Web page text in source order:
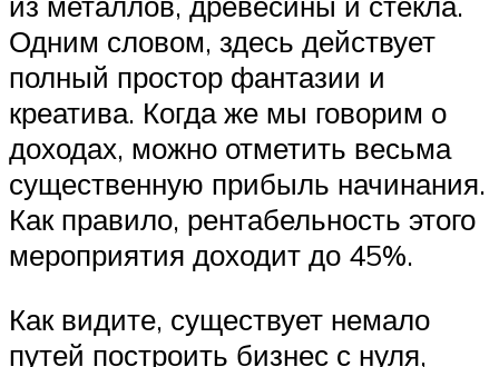
Одним словом, здесь действует
полный простор фантазии и
креатива. Когда же мы говорим о
доходах, можно отметить весьма
существенную прибыль начинания.
Как правило, рентабельность этого
мероприятия доходит до 45%.
Как видите, существует немало
путей построить бизнес с нуля,